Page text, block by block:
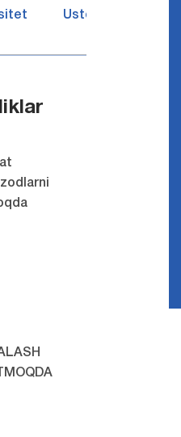
Ustozlar suhbatin